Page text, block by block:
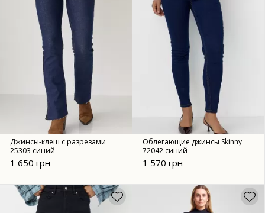
Джинсы-клеш с разрезами
25303 синий
1 650 грн
Облегающие джинсы Skinny
72042 синий
1 570 грн